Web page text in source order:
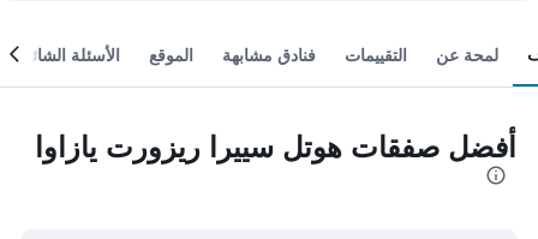
لمحة عن التقييمات فنادق مشابهة الموقع الأسئلة الشائعة
أفضل صفقات هوتل سييرا ريزورت يازاوا